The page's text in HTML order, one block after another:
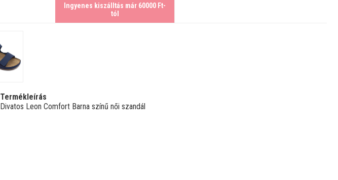
Ingyenes kiszálltás már 60000 Ft-
tól
Termékleírás
Divatos Leon Comfort Barna színű női szandál